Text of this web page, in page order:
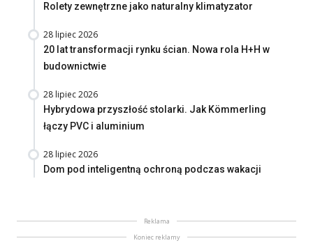
Rolety zewnętrzne jako naturalny klimatyzator
28 lipiec 2026
20 lat transformacji rynku ścian. Nowa rola H+H w
budownictwie
28 lipiec 2026
Hybrydowa przyszłość stolarki. Jak Kömmerling
łączy PVC i aluminium
28 lipiec 2026
Dom pod inteligentną ochroną podczas wakacji
Reklama
Koniec reklamy